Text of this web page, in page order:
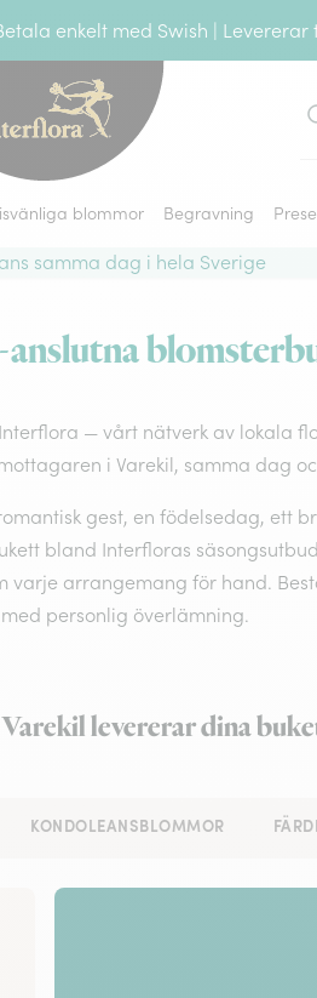
enkelt med Swish | Levererar
blommor Begravning
samma dag i hela Sverige
— vårt nätverk av lokala
i Varekil, samma dag
gest, en födelsedag, ett
bland Interfloras
varje arrangemang för hand.
personlig överlämning.
levererar dina
KONDOLEANSBLOMMOR